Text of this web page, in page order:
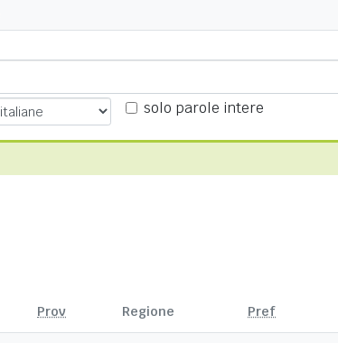
solo parole intere
Prov Regione Pref